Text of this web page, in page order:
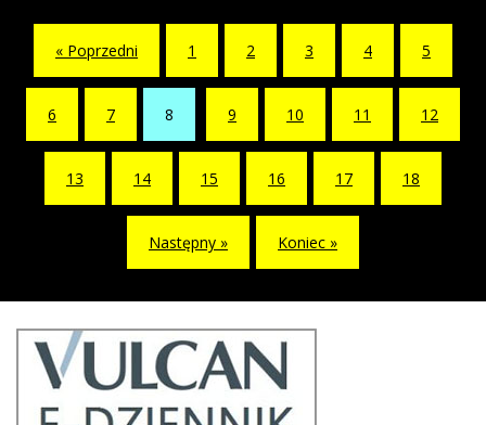
« Poprzedni 1 2 3 4 5
6 7
8
(current)
9 10 11 12
13 14 15 16 17 18
Następny » Koniec »